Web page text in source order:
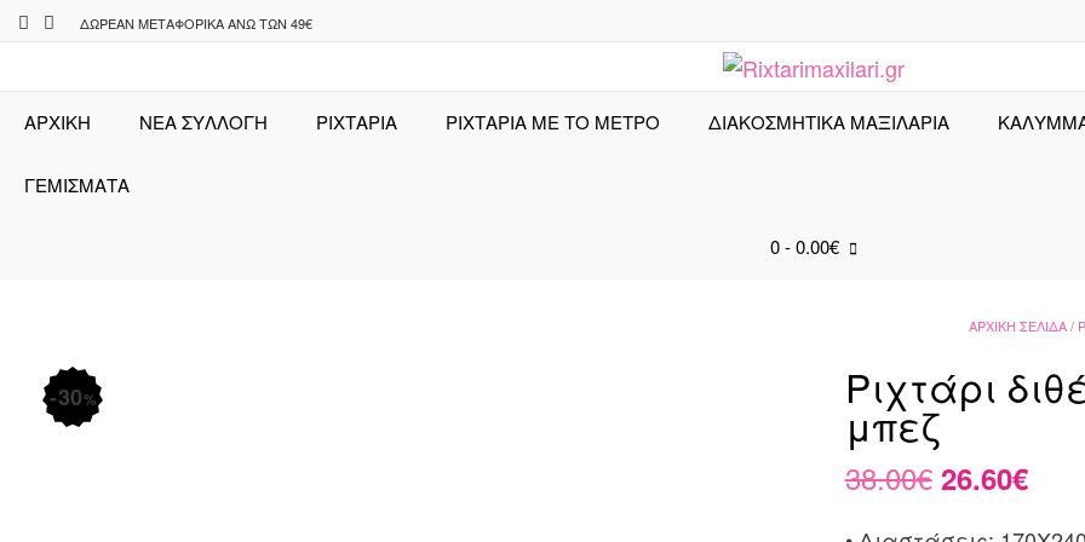
Skip
to
ΔΩΡΕΆΝ ΜΕΤΑΦΟΡΙΚΆ ΆΝΩ ΤΩΝ 49€
ΑΡΧΙΚΉ ΝΕΑ ΣΥΛΛΟΓΗ ΡΙΧΤΆΡΙΑ ΡΙΧΤΑΡΙΑ ΜΕ ΤΟ ΜΕΤΡΟ ΔΙΑΚΟΣΜΗΤΙΚΑ ΜΑΞΙΛΑΡΙΑ
ΓΕΜΙΣΜΑΤΑ
0- 0.00€
ΑΡΧΙΚΉ ΣΕΛΊΔΑ/
30% Ριχτάρι
μπεζ
38.00€ Original
26.60€Η